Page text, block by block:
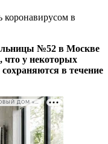
в
№52 в Москве
что у некоторых
в течение
РЕКЛАМА • ООО СТРОИТЕЛЬНЫЙ ТОРГОВЫЙ ДОМ «ПЕТРОВИЧ». ИНН: 7802348846